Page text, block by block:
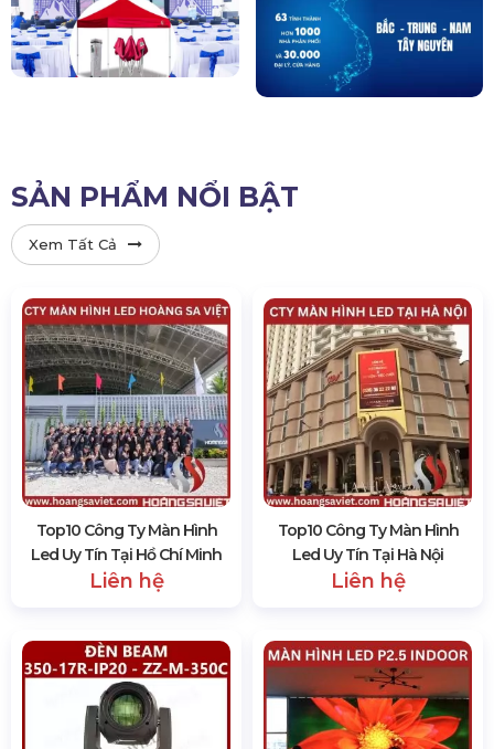
SẢN PHẨM NỔI BẬT
Xem Tất Cả
Top10 Công Ty Màn Hình
Led Uy Tín Tại Hồ Chí Minh
Liên hệ
Top10 Công Ty Màn Hình
Led Uy Tín Tại Hà Nội
Liên hệ